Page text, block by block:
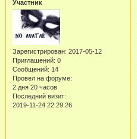
Участник
Зарегистрирован: 2017-05-12
Приглашений: 0
Сообщений: 14
Провел на форуме:
2 дня 20 часов
Последний визит:
2019-11-24 22:29:26